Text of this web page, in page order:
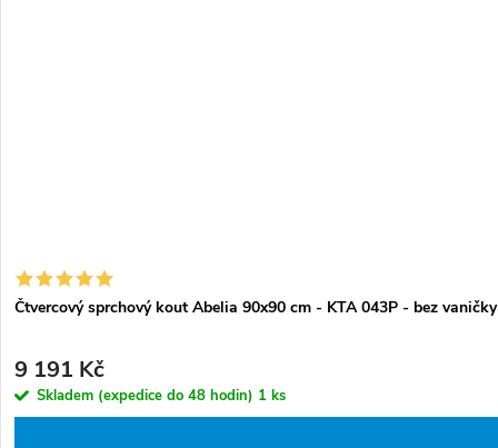
Čtvercový sprchový kout Abelia 90x90 cm - KTA 043P - bez vaničky
9 191 Kč
Skladem (expedice do 48 hodin) 1 ks